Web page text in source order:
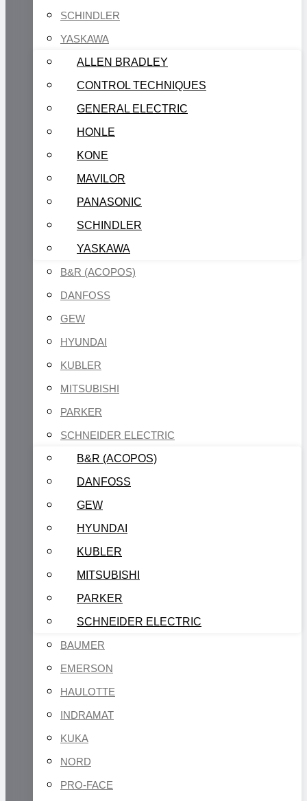
SCHINDLER
YASKAWA
ALLEN BRADLEY
CONTROL TECHNIQUES
GENERAL ELECTRIC
HONLE
KONE
MAVILOR
PANASONIC
SCHINDLER
YASKAWA
B&R (ACOPOS)
DANFOSS
GEW
HYUNDAI
KUBLER
MITSUBISHI
PARKER
SCHNEIDER ELECTRIC
B&R (ACOPOS)
DANFOSS
GEW
HYUNDAI
KUBLER
MITSUBISHI
PARKER
SCHNEIDER ELECTRIC
BAUMER
EMERSON
HAULOTTE
INDRAMAT
KUKA
NORD
PRO-FACE